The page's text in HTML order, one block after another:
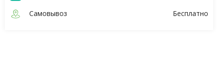
Самовывоз
Бесплатно